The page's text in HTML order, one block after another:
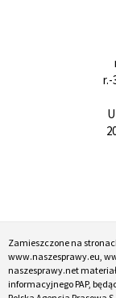
r.-
Zamieszczone na
www.naszesprawy.eu,
naszesprawy.net
informacyjnego PAP,